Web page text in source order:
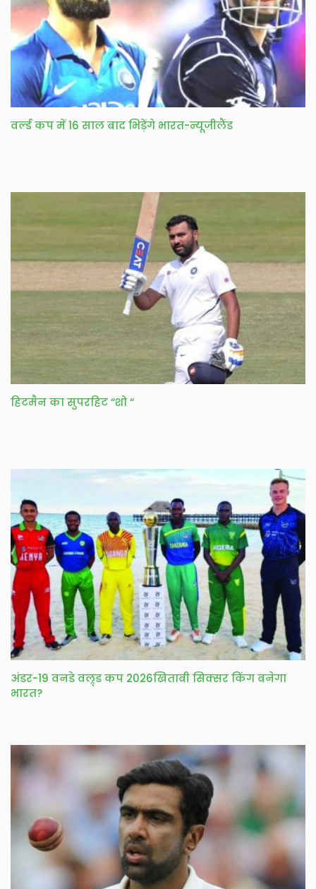
वर्ल्ड कप में 16 साल बाद भिड़ेंगे भारत-न्यूजीलैंड
हिटमैन का सुपरहिट “शो “
अंडर-19 वनडे वल्र्ड कप 2026खिताबी सिक्सर किंग बनेगा
भारत?